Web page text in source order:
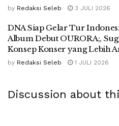
by Redaksi Seleb 3 JULI 2026
DNA Siap Gelar Tur
Album Debut OURORA;,
Konsep Konser yang Lebih
by Redaksi Seleb 1 JULI 2026
Discussion about